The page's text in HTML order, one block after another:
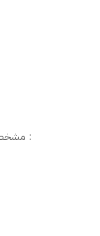
مشخصات دریافت شبکه ایران فردا در ماهواره ترکمنعالم :